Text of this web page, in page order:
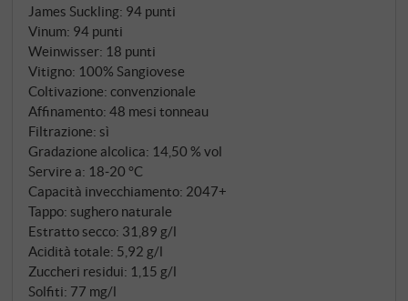
James Suckling: 94 punti
Vinum: 94 punti
Weinwisser: 18 punti
Vitigno: 100% Sangiovese
Coltivazione: convenzionale
Affinamento: 48 mesi tonneau
Filtrazione: sì
Gradazione alcolica: 14,50 % vol
Servire a: 18‑20 °C
Capacità invecchiamento: 2047+
Tappo: sughero naturale
Estratto secco: 31,89 g/l
Acidità totale: 5,92 g/l
Zuccheri residui: 1,15 g/l
Solfiti: 77 mg/l